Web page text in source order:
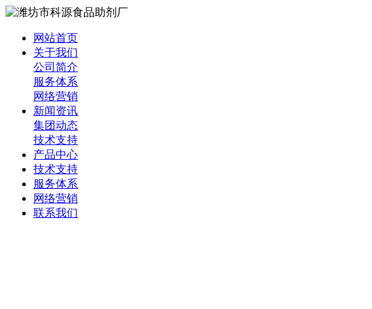
网站首页
关于我们
公司简介
服务体系
网络营销
新闻资讯
集团动态
技术支持
产品中心
技术支持
服务体系
网络营销
联系我们